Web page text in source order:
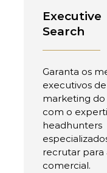
Executive
Search
Garanta os
executivos
marketing
com o
headhunters
recrutar para
comercial.